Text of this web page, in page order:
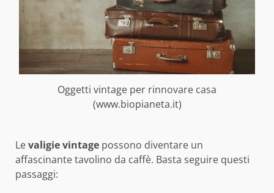
Oggetti vintage per rinnovare casa
(www.biopianeta.it)
Levaligie vintage possono diventare un
affascinante tavolino da caffè. Basta seguire questi
passaggi: